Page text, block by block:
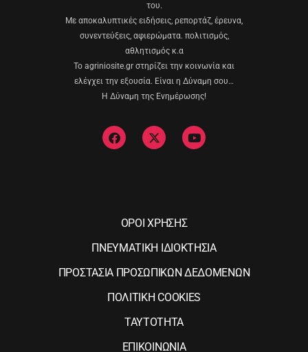
του.
Με αποκαλυπτικές ειδήσεις, ρεπορτάζ, έρευνα,
συνεντεύξεις, αφιερώματα. πολιτισμός,
αθλητισμός κ.α
Το agriniosite.gr στηρίζει την κοινωνία και
ελέγχει την εξουσία. Είναι η Δύναμη σου…
Η Δύναμη της Ενημέρωσης!
ΟΡΟΙ ΧΡΗΣΗΣ
ΠΝΕΥΜΑΤΙΚΗ ΙΔΙΟΚΤΗΣΙΑ
ΠΡΟΣΤΑΣΙΑ ΠΡΟΣΩΠΙΚΩΝ ΔΕΔΟΜΕΝΩΝ
ΠΟΛΙΤΙΚΗ COOKIES
ΤΑΥΤΟΤΗΤΑ
ΕΠΙΚΟΙΝΩΝΙΑ